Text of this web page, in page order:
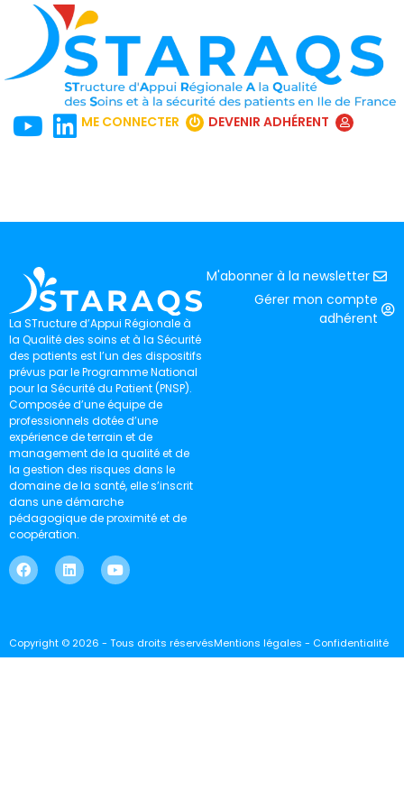
ME CONNECTER DEVENIR ADHÉRENT
La STructure d’Appui Régionale à
la Qualité des soins et à la Sécurité
des patients est l’un des dispositifs
prévus par le Programme National
pour la Sécurité du Patient (PNSP).
Composée d’une équipe de
professionnels dotée d’une
expérience de terrain et de
management de la qualité et de
la gestion des risques dans le
domaine de la santé, elle s’inscrit
dans une démarche
pédagogique de proximité et de
coopération.
M'abonner à la newsletter
Gérer mon compte
adhérent
Copyright © 2026 - Tous droits réservésMentions légales - Confidentialité